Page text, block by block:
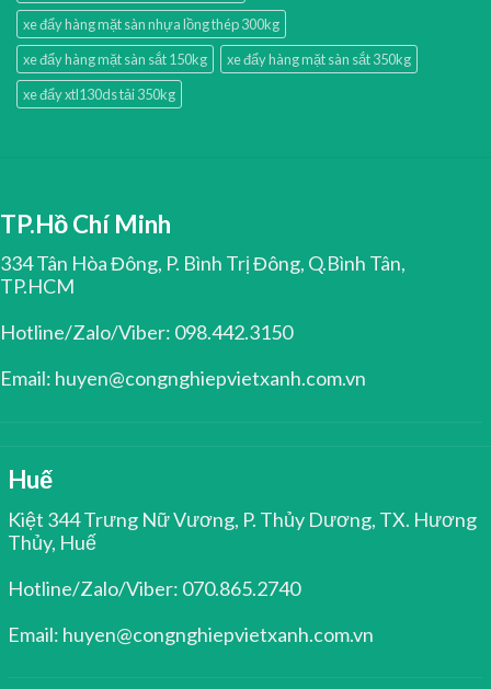
xe đẩy hàng mặt sàn nhựa lồng thép 300kg
xe đẩy hàng mặt sàn sắt 150kg
xe đẩy hàng mặt sàn sắt 350kg
xe đẩy xtl130ds tải 350kg
TP.Hồ Chí Minh
334 Tân Hòa Đông, P. Bình Trị Đông, Q.Bình Tân,
TP.HCM
Hotline/Zalo/Viber: 098.442.3150
Email: huyen@congnghiepvietxanh.com.vn
Huế
Kiệt 344 Trưng Nữ Vương, P. Thủy Dương, TX. Hương
Thủy, Huế
Hotline/Zalo/Viber: 070.865.2740
Email: huyen@congnghiepvietxanh.com.vn